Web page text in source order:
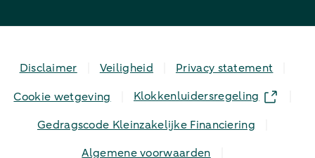
Disclaimer Veiligheid
Privacy statement
Cookie wetgeving
Klokkenluidersregeling
Gedragscode Kleinzakelijke Financiering
Algemene voorwaarden